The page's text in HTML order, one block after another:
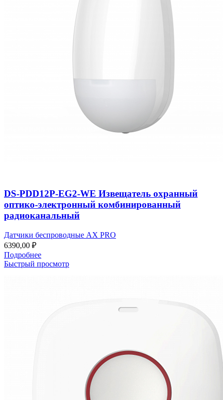
DS-PDD12P-EG2-WE Извещатель охранный
оптико-электронный комбинированный
радиоканальный
Датчики беспроводные AX PRO
6390,00 ₽
Подробнее
Быстрый просмотр